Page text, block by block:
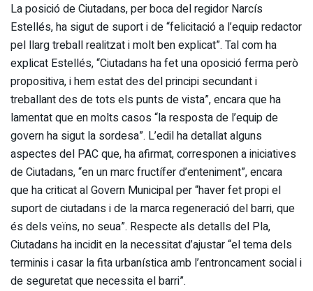
La posició de Ciutadans, per boca del regidor Narcís
Estellés, ha sigut de suport i de “felicitació a l’equip redactor
pel llarg treball realitzat i molt ben explicat”. Tal com ha
explicat Estellés, “Ciutadans ha fet una oposició ferma però
propositiva, i hem estat des del principi secundant i
treballant des de tots els punts de vista”, encara que ha
lamentat que en molts casos “la resposta de l’equip de
govern ha sigut la sordesa”. L’edil ha detallat alguns
aspectes del PAC que, ha afirmat, corresponen a iniciatives
de Ciutadans, “en un marc fructífer d’enteniment”, encara
que ha criticat al Govern Municipal per “haver fet propi el
suport de ciutadans i de la marca regeneració del barri, que
és dels veïns, no seua”. Respecte als detalls del Pla,
Ciutadans ha incidit en la necessitat d’ajustar “el tema dels
terminis i casar la fita urbanística amb l’entroncament social i
de seguretat que necessita el barri”.